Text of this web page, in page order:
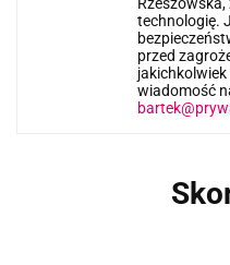
technologię.
przed
jakichkolwiek
wiadomość